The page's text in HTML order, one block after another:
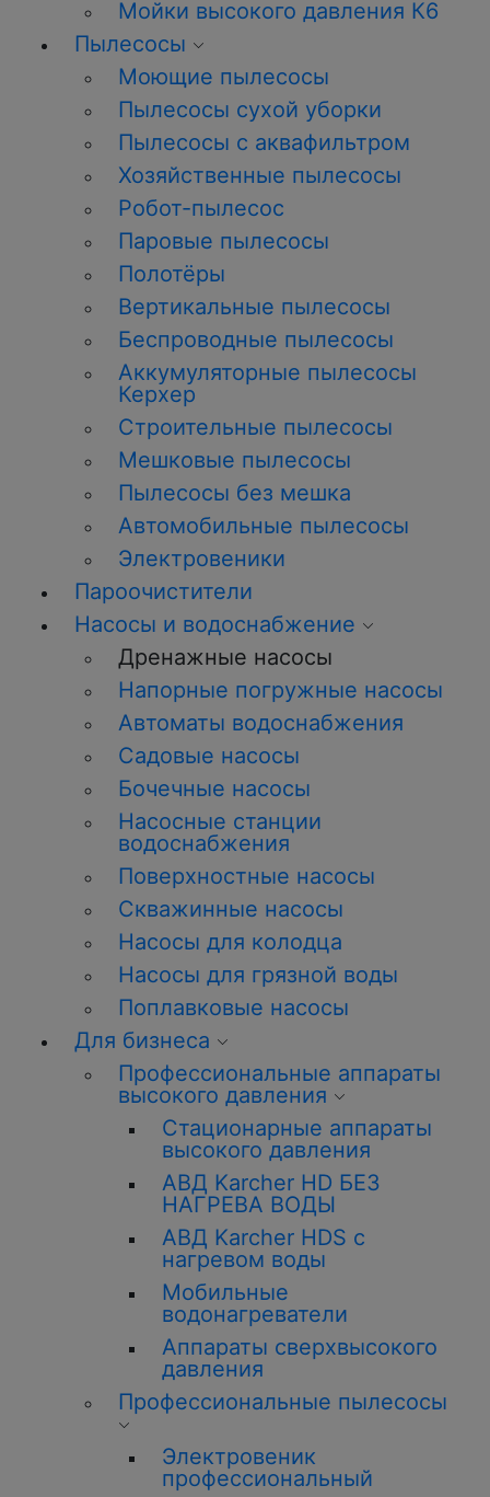
Мойки высокого давления К6
Пылесосы
Моющие пылесосы
Пылесосы сухой уборки
Пылесосы с аквафильтром
Хозяйственные пылесосы
Робот-пылесос
Паровые пылесосы
Полотёры
Вертикальные пылесосы
Беспроводные пылесосы
Аккумуляторные пылесосы
Керхер
Строительные пылесосы
Мешковые пылесосы
Пылесосы без мешка
Автомобильные пылесосы
Электровеники
Пароочистители
Насосы и водоснабжение
Дренажные насосы
Напорные погружные насосы
Автоматы водоснабжения
Садовые насосы
Бочечные насосы
Насосные станции
водоснабжения
Поверхностные насосы
Скважинные насосы
Насосы для колодца
Насосы для грязной воды
Поплавковые насосы
Для бизнеса
Профессиональные аппараты
высокого давления
Стационарные аппараты
высокого давления
АВД Karcher HD БЕЗ
НАГРЕВА ВОДЫ
АВД Karcher HDS с
нагревом воды
Мобильные
водонагреватели
Аппараты сверхвысокого
давления
Профессиональные пылесосы
Электровеник
профессиональный